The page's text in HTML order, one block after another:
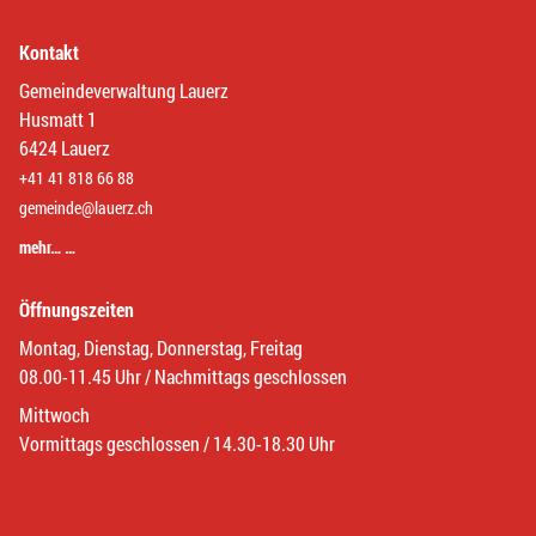
Kontakt
Gemeindeverwaltung Lauerz
Husmatt 1
6424 Lauerz
+41 41 818 66 88
gemeinde@lauerz.ch
mehr… …
Öffnungszeiten
Montag, Dienstag, Donnerstag, Freitag
08.00-11.45 Uhr / Nachmittags geschlossen
Mittwoch
Vormittags geschlossen / 14.30-18.30 Uhr